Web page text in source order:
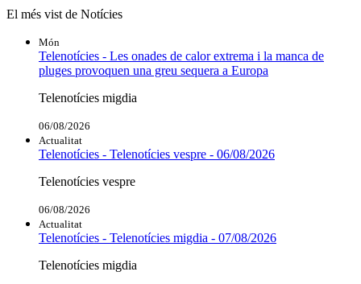
El més vist de Notícies
Món
Telenotícies - Les onades de calor extrema i la manca de
pluges provoquen una greu sequera a Europa
Telenotícies migdia
06/08/2026
Actualitat
Telenotícies - Telenotícies vespre - 06/08/2026
Telenotícies vespre
06/08/2026
Actualitat
Telenotícies - Telenotícies migdia - 07/08/2026
Telenotícies migdia